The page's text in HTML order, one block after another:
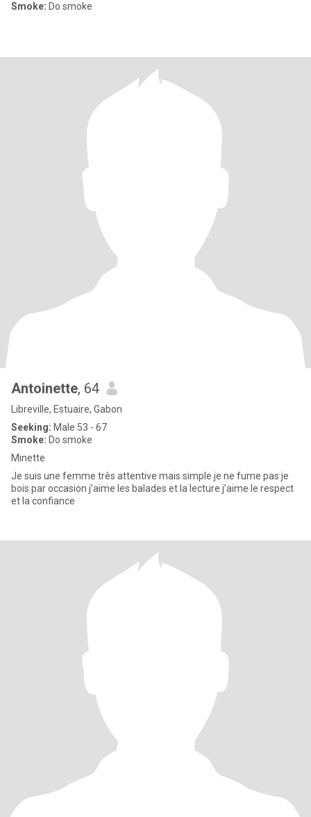
Smoke: Do smoke
Antoinette, 64
Libreville, Estuaire, Gabon
Seeking: Male 53 - 67
Smoke: Do smoke
Minette
Je suis une femme très attentive mais simple je ne fume pas je
bois par occasion j’aime les balades et la lecture j’aime le respect
et la confiance